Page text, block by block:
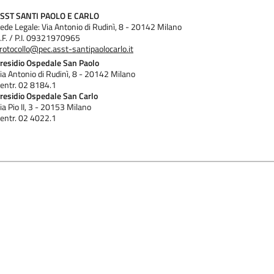
e si realizza attraverso un programma di tirocinio che
Questo percorso si svolge in periodi annuali definiti, sotto
altre aziende pubbliche o private convenzionate,
sulla ristorazione collettiva e la vigilanza igienico-
presso unità di Dietetica o centri nutrizionali d'eccellenza.
Studi. Tutte le aule del presidio ospedaliero sono dotate di
dell'Ospedale San Paolo (Blocco C- 4°Piano) che mette a
SANTI PAOLO E CARLO
Legale: Via Antonio di Rudinì, 8 - 20142 Milano
/ P.I. 09321970965
santipaolocarlo.it
Ospedale San Paolo
Antonio di Rudinì, 8 - 20142 Milano
02 8184.1
Ospedale San Carlo
Pio II, 3 - 20153 Milano
02 4022.1